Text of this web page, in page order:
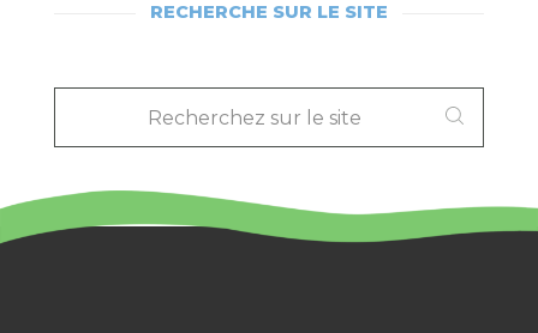
RECHERCHE SUR LE SITE
RECHERCHEZ
LE
SITE